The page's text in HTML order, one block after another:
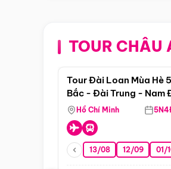
TOUR CHÂU
Tour Đài Loan Mùa Hè
Bắc - Đài Trung - Nam
Hùng ( Bay Vn)
Hồ Chí Minh
13/08 12/09 01/